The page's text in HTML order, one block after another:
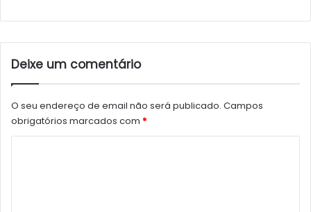
Deixe um comentário
O seu endereço de email não será publicado. Campos
obrigatórios marcados com *